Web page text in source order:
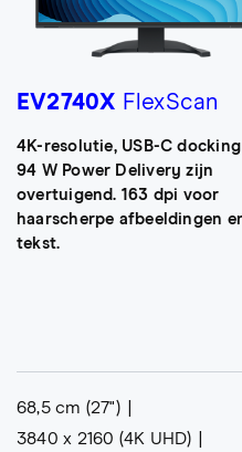
EV2740X FlexScan
4K-resolutie, USB-C docking
94 W Power Delivery zijn
overtuigend. 163 dpi voor
haarscherpe afbeeldingen
tekst.
68,5 cm (27")
3840 x 2160 (4K UHD)